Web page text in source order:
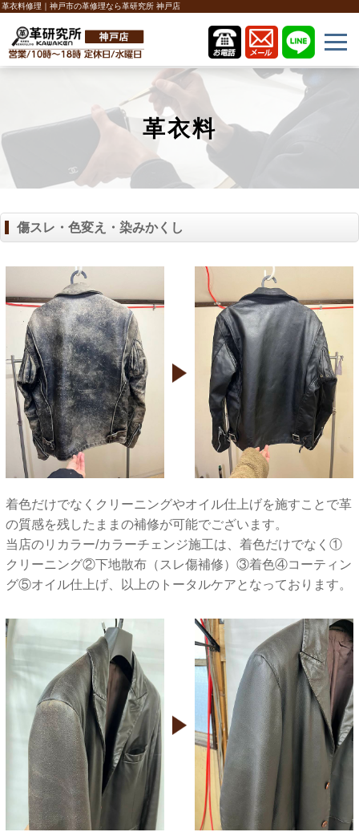
革衣料修理｜神戸市の革修理なら革研究所 神戸店
革衣料
傷スレ・色変え・染みかくし
着色だけでなくクリーニングやオイル仕上げを施すことで革
の質感を残したままの補修が可能でございます。
当店のリカラー/カラーチェンジ施工は、着色だけでなく①
クリーニング②下地散布（スレ傷補修）③着色④コーティン
グ⑤オイル仕上げ、以上のトータルケアとなっております。